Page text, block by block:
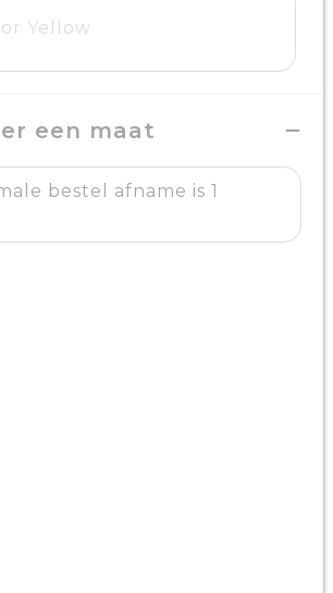
Yellow
een maat
bestel afname is 1